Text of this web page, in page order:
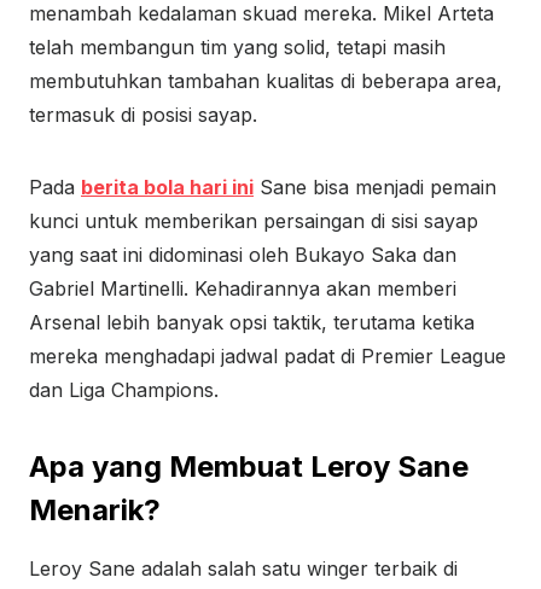
menambah kedalaman skuad mereka. Mikel Arteta
telah membangun tim yang solid, tetapi masih
membutuhkan tambahan kualitas di beberapa area,
termasuk di posisi sayap.
Pada berita bola hari ini Sane bisa menjadi pemain
kunci untuk memberikan persaingan di sisi sayap
yang saat ini didominasi oleh Bukayo Saka dan
Gabriel Martinelli. Kehadirannya akan memberi
Arsenal lebih banyak opsi taktik, terutama ketika
mereka menghadapi jadwal padat di Premier League
dan Liga Champions.
Apa yang Membuat Leroy Sane
Menarik?
Leroy Sane adalah salah satu winger terbaik di